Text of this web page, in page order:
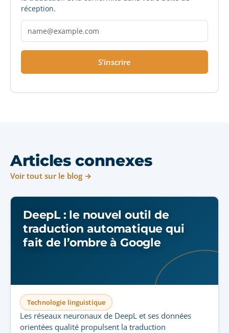
réception.
S’inscrire
Articles connexes
Voir tout sur le blog →
DeepL : le nouvel outil de
traduction automatique qui
fait de l’ombre à Google
Technologie linguistique
Les réseaux neuronaux de DeepL et ses données
orientées qualité propulsent la traduction